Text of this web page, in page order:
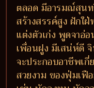
ตลอด มีอารมณ์สุน
สร้างสรรค์สูง ฝักใ
แต่งตัวเก่ง พูดจาอ่อ
เพื่อนฝูง มีเสน่ห์ดี
จะประกอบอาชีพเกี่
สวยงาม ของฟุ่มเฟื